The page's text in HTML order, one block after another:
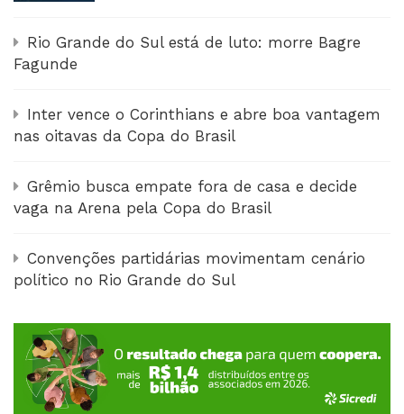
Rio Grande do Sul está de luto: morre Bagre
Fagunde
Inter vence o Corinthians e abre boa vantagem
nas oitavas da Copa do Brasil
Grêmio busca empate fora de casa e decide
vaga na Arena pela Copa do Brasil
Convenções partidárias movimentam cenário
político no Rio Grande do Sul